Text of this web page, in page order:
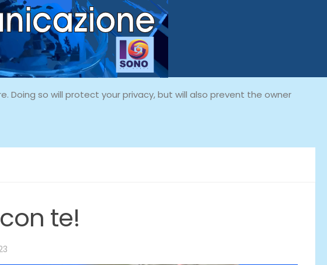
so will protect your privacy, but will also prevent the owner
te!